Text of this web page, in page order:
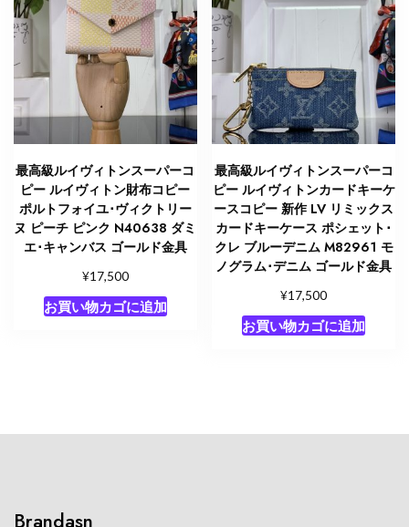
バ
ス
ー
ル
ド
金
具
個
最高級ルイヴィトンスーパーコ
ピー ルイヴィトン財布コピー
ポルトフォイユ･ヴィクトリー
ヌ ピーチ ピンク N40638 ダミ
エ･キャンバス ゴールド金具
¥17,500
お買い物カゴに追加
最高級ルイヴィトンスーパーコ
ピー ルイヴィトンカードキーケ
ースコピー 新作 LV リミックス
カードキーケース ポシェット･
クレ ブルーデニム M82961 モ
ノグラム･デニム ゴールド金具
¥17,500
お買い物カゴに追加